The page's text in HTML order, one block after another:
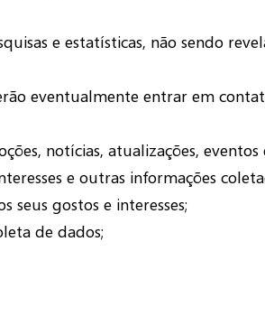
e estatísticas, não sendo
eventualmente entrar em
notícias, atualizações,
e outras informações
seus gostos e interesses;
de dados;